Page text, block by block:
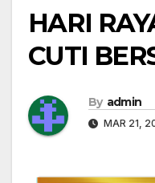
HARI
CUTI
By admin
MAR 21,